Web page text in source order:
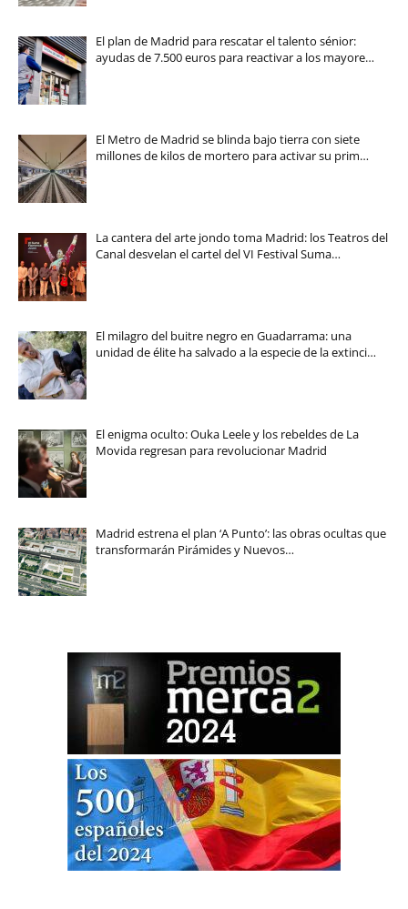
El plan de Madrid para rescatar el talento sénior:
ayudas de 7.500 euros para reactivar a los mayore…
El Metro de Madrid se blinda bajo tierra con siete
millones de kilos de mortero para activar su prim…
La cantera del arte jondo toma Madrid: los Teatros del
Canal desvelan el cartel del VI Festival Suma…
El milagro del buitre negro en Guadarrama: una
unidad de élite ha salvado a la especie de la extinci…
El enigma oculto: Ouka Leele y los rebeldes de La
Movida regresan para revolucionar Madrid
Madrid estrena el plan ‘A Punto’: las obras ocultas que
transformarán Pirámides y Nuevos…